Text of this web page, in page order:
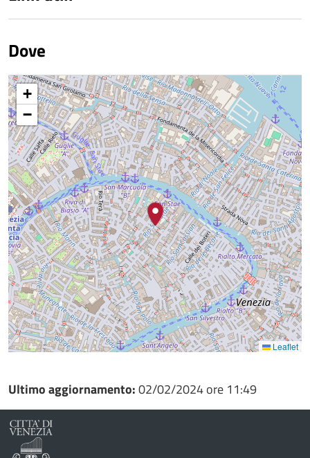
Dove
+
−
Leaflet
Ultimo aggiornamento:02/02/2024 ore 11:49